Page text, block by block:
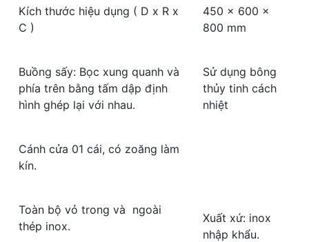
Kích thước hiệu dụng ( D x R x
C )
450 x 600 x
800 mm
Buồng sấy: Bọc xung quanh và
phía trên bằng tấm dập định
hình ghép lại với nhau.
Sử dụng bông
thủy tinh cách
nhiệt
Cánh cửa 01 cái, có zoăng làm
kín.
Toàn bộ vỏ trong và ngoài
thép inox.
Xuất xứ: inox
nhập khẩu.